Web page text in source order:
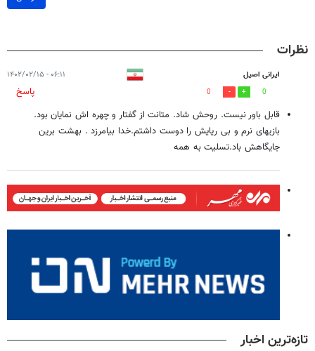
نظرات
ایرانی اصیل ۰۶:۱۱ - ۱۴۰۲/۰۲/۱۵
0
0
پاسخ
قابل باور نیست. روحش شاد‌. متانت از گفتار و چهره اش نمایان بود‌.
بازیهای نرم و بی ریایش را دوست داشتم.خدا بیامرزد‌ . بهشت برین
جایگاهش باد.تسلیت به همه
تازه‌ترین اخبار